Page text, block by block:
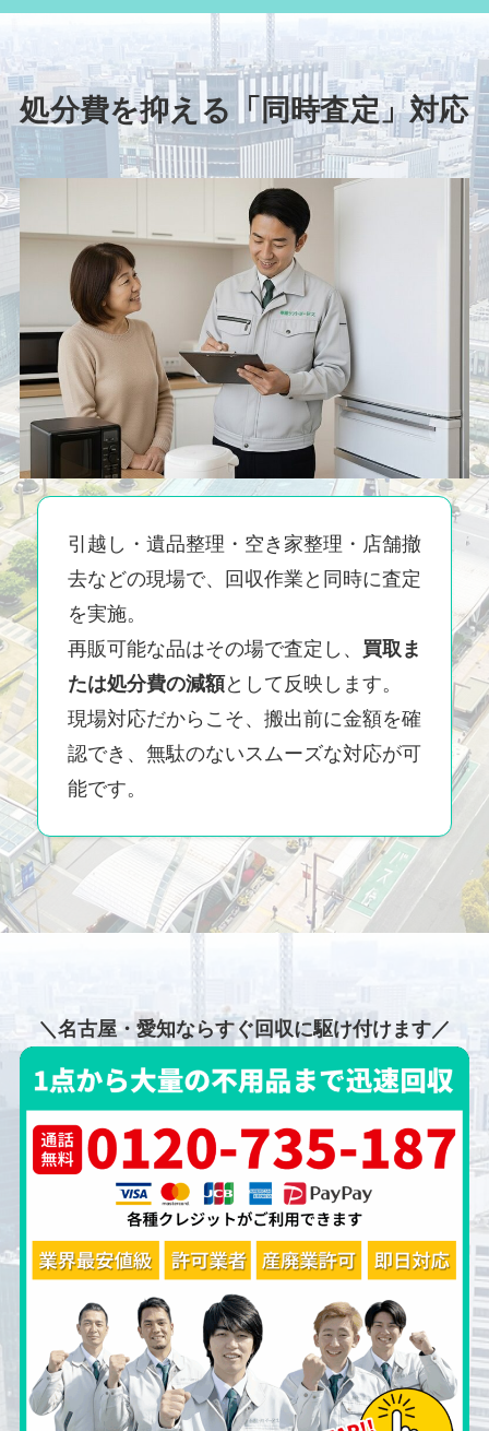
処分費を抑える「同時査定」対応
引越し・遺品整理・空き家整理・店舗撤
去などの現場で、回収作業と同時に査定
を実施。
再販可能な品はその場で査定し、 買取ま
たは処分費の減額として反映します。
現場対応だからこそ、搬出前に金額を確
認でき、無駄のないスムーズな対応が可
能です。
＼名古屋・愛知ならすぐ回収に駆け付けます／